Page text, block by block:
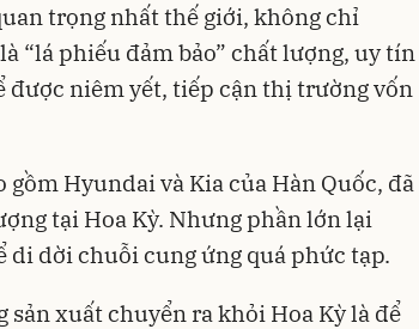
trọng nhất thế giới, không chỉ
“lá phiếu đảm bảo” chất lượng, uy tín
niêm yết, tiếp cận thị trường vốn
gồm Hyundai và Kia của Hàn Quốc, đã
tại Hoa Kỳ. Nhưng phần lớn lại
dời chuỗi cung ứng quá phức tạp.
xuất chuyển ra khỏi Hoa Kỳ là để